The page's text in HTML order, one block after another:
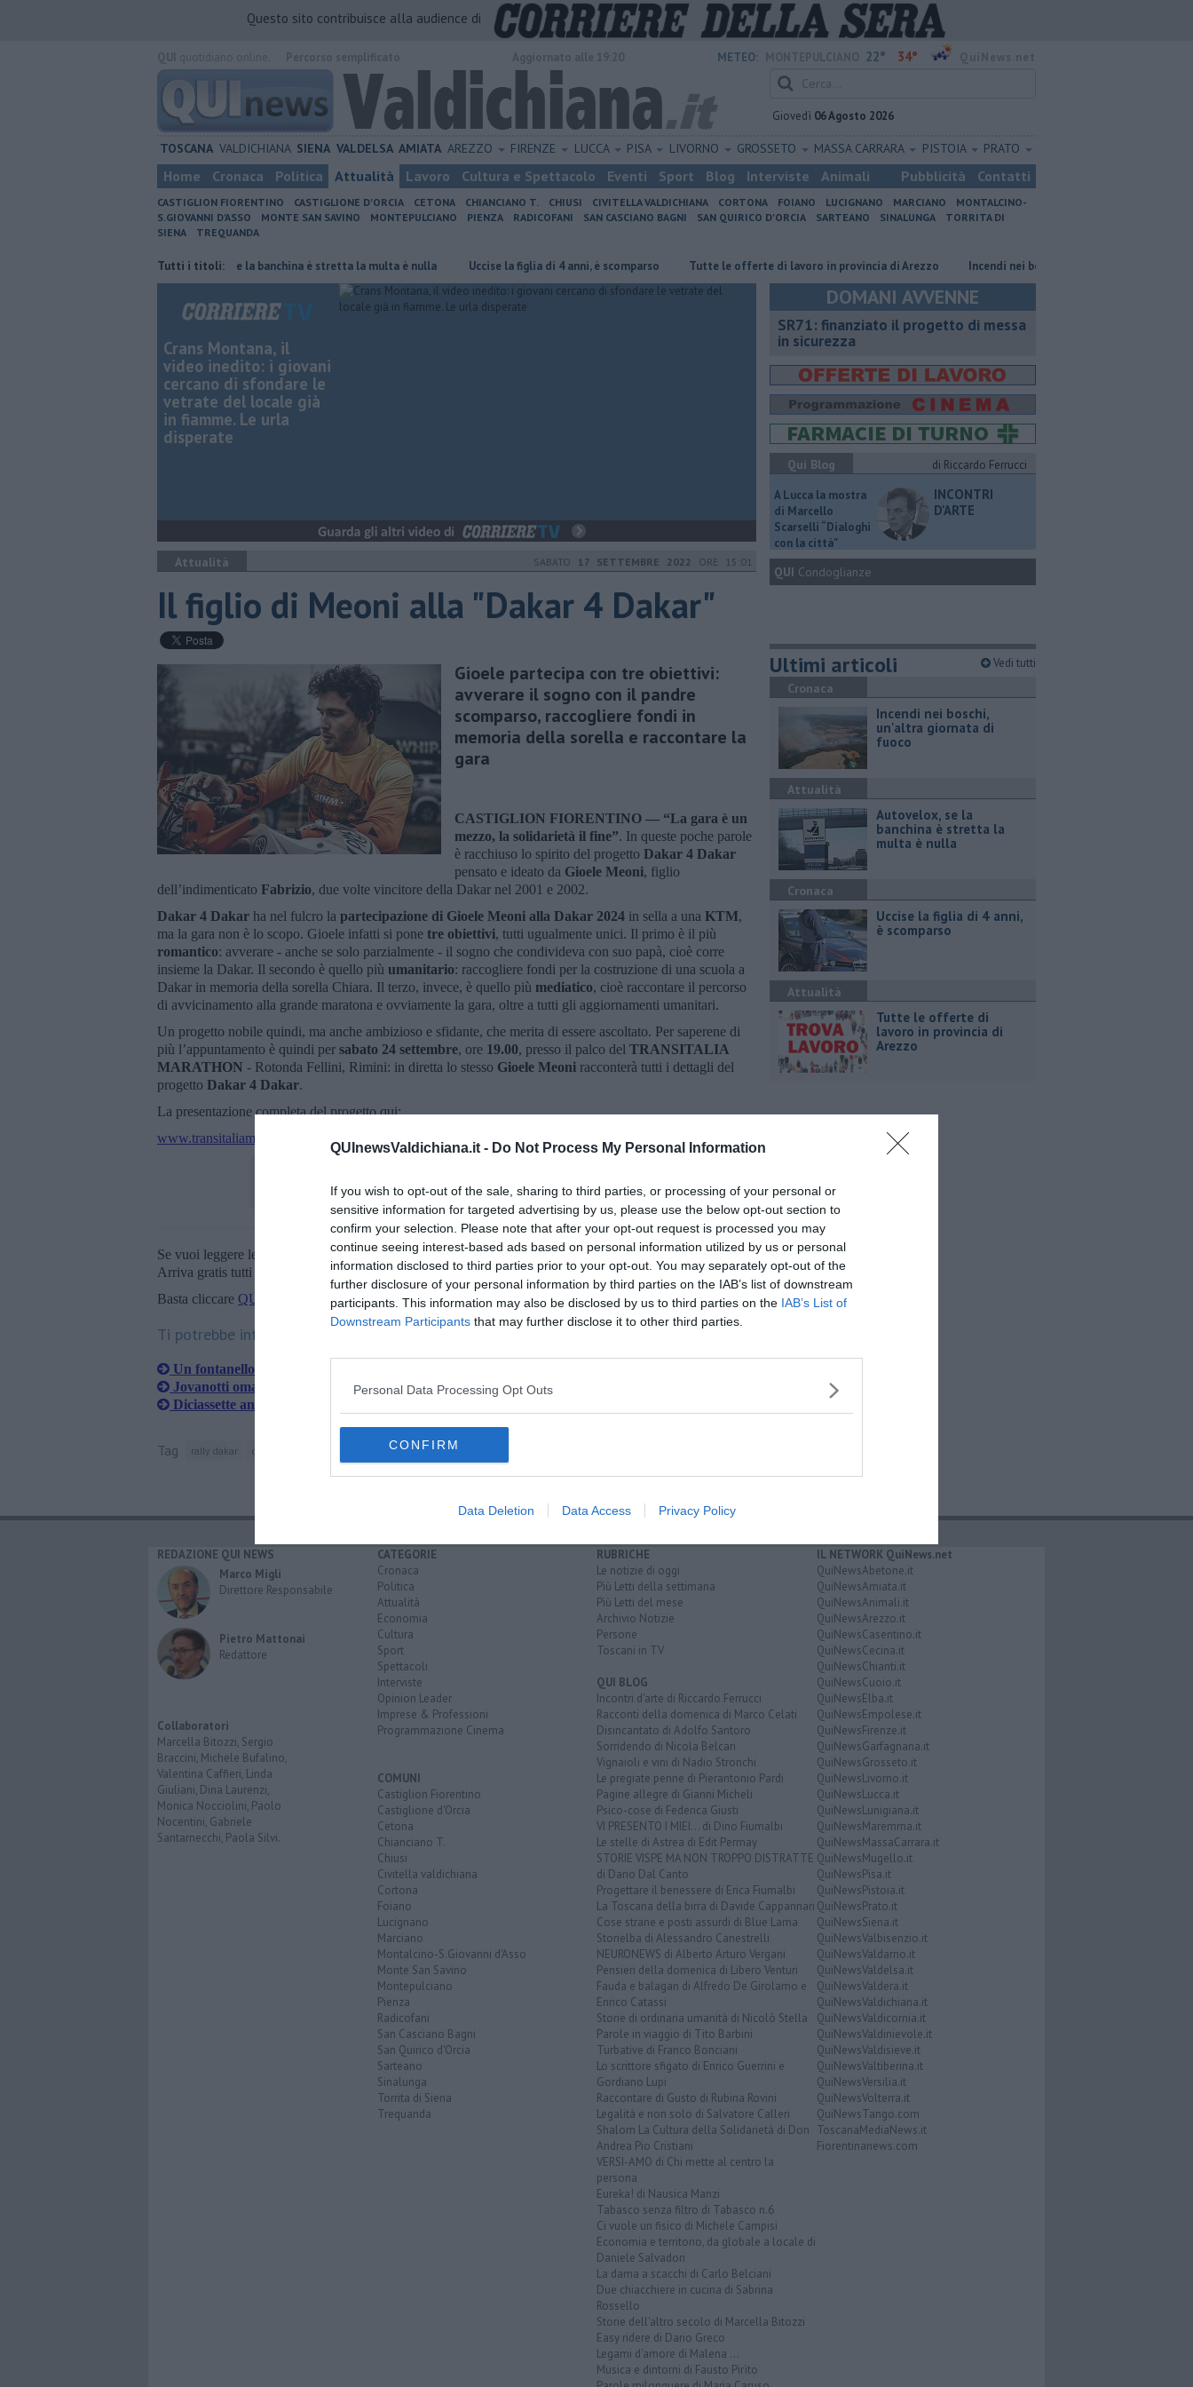
QUInewsValdichiana.it - Do Not Process My Personal Information
If you wish to opt-out of the sale, sharing to third parties, or processing of your personal or
sensitive information for targeted advertising by us, please use the below opt-out section to
confirm your selection. Please note that after your opt-out request is processed you may
continue seeing interest-based ads based on personal information utilized by us or personal
information disclosed to third parties prior to your opt-out. You may separately opt-out of the
further disclosure of your personal information by third parties on the IAB’s list of downstream
participants. This information may also be disclosed by us to third parties on the IAB’s List of
Downstream Participants that may further disclose it to other third parties.
Personal Data Processing Opt Outs
CONFIRM
Data Deletion Data Access Privacy Policy
Questo sito contribuisce alla audience di
METEO: 22° 34°
Giovedì 06 Agosto 2026
TOSCANA VALDICHIANA SIENA VALDELSA AMIATA AREZZO FIRENZE LUCCA PISA LIVORNO GROSSETO MASSA CARRARA PISTOIA PRATO
Home Cronaca Politica Attualità Lavoro Cultura e Spettacolo Eventi Sport Blog Interviste Animali Pubblicità Contatti
CASTIGLION FIORENTINO CASTIGLIONE D'ORCIA CETONA CHIANCIANO T. CHIUSI CIVITELLA VALDICHIANA CORTONA FOIANO LUCIGNANO MARCIANO
MONTALCINO-
S.GIOVANNI D'ASSO
MONTE SAN SAVINO MONTEPULCIANO PIENZA RADICOFANI SAN CASCIANO BAGNI SAN QUIRICO D'ORCIA SARTEANO SINALUNGA
TORRITA DI
SIENA
TREQUANDA
Tutti i titoli:
Autovelox, se la banchina è stretta la multa è nulla Uccise la figlia di 4 anni, è scomparso ​Tutte le offerte di lavoro in provincia di Arezzo Incendi nei boschi, un'altra giornata di fuoco
Crans Montana, il
video inedito: i giovani
cercano di sfondare le
vetrate del locale già
in fiamme. Le urla
disperate
Attualità SABATO 17 SETTEMBRE 2022 ORE 15:01
Il figlio di Meoni alla "Dakar 4 Dakar"
Gioele partecipa con tre obiettivi:
avverare il sogno con il pandre
scomparso, raccogliere fondi in
memoria della sorella e raccontare la
gara
CASTIGLION FIORENTINO — “La gara è un
mezzo, la solidarietà il fine”. In queste poche parole
è racchiuso lo spirito del progetto Dakar 4 Dakar
pensato e ideato da Gioele Meoni, figlio
dell’indimenticato Fabrizio, due volte vincitore della Dakar nel 2001 e 2002.
Dakar 4 Dakar ha nel fulcro la partecipazione di Gioele Meoni alla Dakar 2024 in sella a una KTM,
ma la gara non è lo scopo. Gioele infatti si pone tre obiettivi, tutti ugualmente unici. Il primo è il più
romantico: avverare - anche se solo parzialmente - il sogno che condivideva con suo papà, cioè corre
insieme la Dakar. Il secondo è quello più umanitario: raccogliere fondi per la costruzione di una scuola a
Dakar in memoria della sorella Chiara. Il terzo, invece, è quello più mediatico, cioè raccontare il percorso
di avvicinamento alla grande maratona e ovviamente la gara, oltre a tutti gli aggiornamenti umanitari.
Un progetto nobile quindi, ma anche ambizioso e sfidante, che merita di essere ascoltato. Per saperene di
più l’appuntamento è quindi per sabato 24 settembre, ore 19.00, presso il palco del TRANSITALIA
MARATHON - Rotonda Fellini, Rimini: in diretta lo stesso Gioele Meoni racconterà tutti i dettagli del
progetto Dakar 4 Dakar.
La presentazione completa del progetto qui:
www.transitaliamarathon.com/dakar-4-dakar-un-progetto-di-gioele-meoni
Se vuoi leggere le notizie principali della Toscana iscriviti alla Newsletter QUInews - ToscanaMedia.
Arriva gratis tutti i giorni alle 20:00 direttamente nella tua casella di posta.
Basta cliccare QUI
Ti potrebbe interessare anche:
Un fontanello nel luogo del cuore di Meoni
Jovanotti omaggia il centauro
Diciassette anni dalla scomparsa di Fabrizio Meoni
Tag rally dakar castiglion fiorentino dakar transitalia marathon
DOMANI AVVENNE
SR71: finanziato il progetto di messa
in sicurezza
Qui Blog
di Riccardo Ferrucci
A Lucca la mostra
di Marcello
Scarselli “Dialoghi
con la città"
INCONTRI
D'ARTE
QUI Condoglianze
Ultimi articoli Vedi tutti
Cronaca
Incendi nei boschi,
un'altra giornata di
fuoco
Attualità
Autovelox, se la
banchina è stretta la
multa è nulla
Cronaca
Uccise la figlia di 4 anni,
è scomparso
Attualità
​Tutte le offerte di
lavoro in provincia di
Arezzo
REDAZIONE QUI NEWS
Marco Migli
Direttore Responsabile
Pietro Mattonai
Redattore
Collaboratori
Marcella Bitozzi, Sergio
Braccini, Michele Bufalino,
Valentina Caffieri, Linda
Giuliani, Dina Laurenzi,
Monica Nocciolini, Paolo
Nocentini, Gabriele
Santarnecchi, Paola Silvi.
CATEGORIE
Cronaca
Politica
Attualità
Economia
Cultura
Sport
Spettacoli
Interviste
Opinion Leader
Imprese & Professioni
Programmazione Cinema
COMUNI
Castiglion Fiorentino
Castiglione d'Orcia
Cetona
Chianciano T.
Chiusi
Civitella valdichiana
Cortona
Foiano
Lucignano
Marciano
Montalcino-S.Giovanni d'Asso
Monte San Savino
Montepulciano
Pienza
Radicofani
San Casciano Bagni
San Quirico d'Orcia
Sarteano
Sinalunga
Torrita di Siena
Trequanda
RUBRICHE
Le notizie di oggi
Più Letti della settimana
Più Letti del mese
Archivio Notizie
Persone
Toscani in TV
QUI BLOG
Incontri d'arte di Riccardo Ferrucci
Racconti della domenica di Marco Celati
Disincantato di Adolfo Santoro
Sorridendo di Nicola Belcari
Vignaioli e vini di Nadio Stronchi
Le pregiate penne di Pierantonio Pardi
Pagine allegre di Gianni Micheli
Psico-cose di Federica Giusti
VI PRESENTO I MIEI... di Dino Fiumalbi
Le stelle di Astrea di Edit Permay
STORIE VISPE MA NON TROPPO DISTRATTE
di Dario Dal Canto
Progettare il benessere di Erica Fiumalbi
La Toscana della birra di Davide Cappannari
Cose strane e posti assurdi di Blue Lama
Storielba di Alessandro Canestrelli
NEURONEWS di Alberto Arturo Vergani
Pensieri della domenica di Libero Venturi
Fauda e balagan di Alfredo De Girolamo e
Enrico Catassi
Storie di ordinaria umanità di Nicolò Stella
Parole in viaggio di Tito Barbini
Turbative di Franco Bonciani
Lo scrittore sfigato di Enrico Guerrini e
Gordiano Lupi
Raccontare di Gusto di Rubina Rovini
Legalità e non solo di Salvatore Calleri
Shalom La Cultura della Solidarietà di Don
Andrea Pio Cristiani
VERSI-AMO di Chi mette al centro la
persona
Eureka! di Nausica Manzi
Tabasco senza filtro di Tabasco n.6
Ci vuole un fisico di Michele Campisi
Economia e territorio, da globale a locale di
Daniele Salvadori
La dama a scacchi di Carlo Belciani
Due chiacchiere in cucina di Sabrina
Rossello
Storie dell'altro secolo di Marcella Bitozzi
Easy ridere di Dario Greco
Legami d'amore di Malena ...
Musica e dintorni di Fausto Pirìto
IL NETWORK QuiNews.net
QuiNewsAbetone.it
QuiNewsAmiata.it
QuiNewsAnimali.it
QuiNewsArezzo.it
QuiNewsCasentino.it
QuiNewsCecina.it
QuiNewsChianti.it
QuiNewsCuoio.it
QuiNewsElba.it
QuiNewsEmpolese.it
QuiNewsFirenze.it
QuiNewsGarfagnana.it
QuiNewsGrosseto.it
QuiNewsLivorno.it
QuiNewsLucca.it
QuiNewsLunigiana.it
QuiNewsMaremma.it
QuiNewsMassaCarrara.it
QuiNewsMugello.it
QuiNewsPisa.it
QuiNewsPistoia.it
QuiNewsPrato.it
QuiNewsSiena.it
QuiNewsValbisenzio.it
QuiNewsValdarno.it
QuiNewsValdelsa.it
QuiNewsValdera.it
QuiNewsValdichiana.it
QuiNewsValdicornia.it
QuiNewsValdinievole.it
QuiNewsValdisieve.it
QuiNewsValtiberina.it
QuiNewsVersilia.it
QuiNewsVolterra.it
QuiNewsTango.com
ToscanaMediaNews.it
Fiorentinanews.com